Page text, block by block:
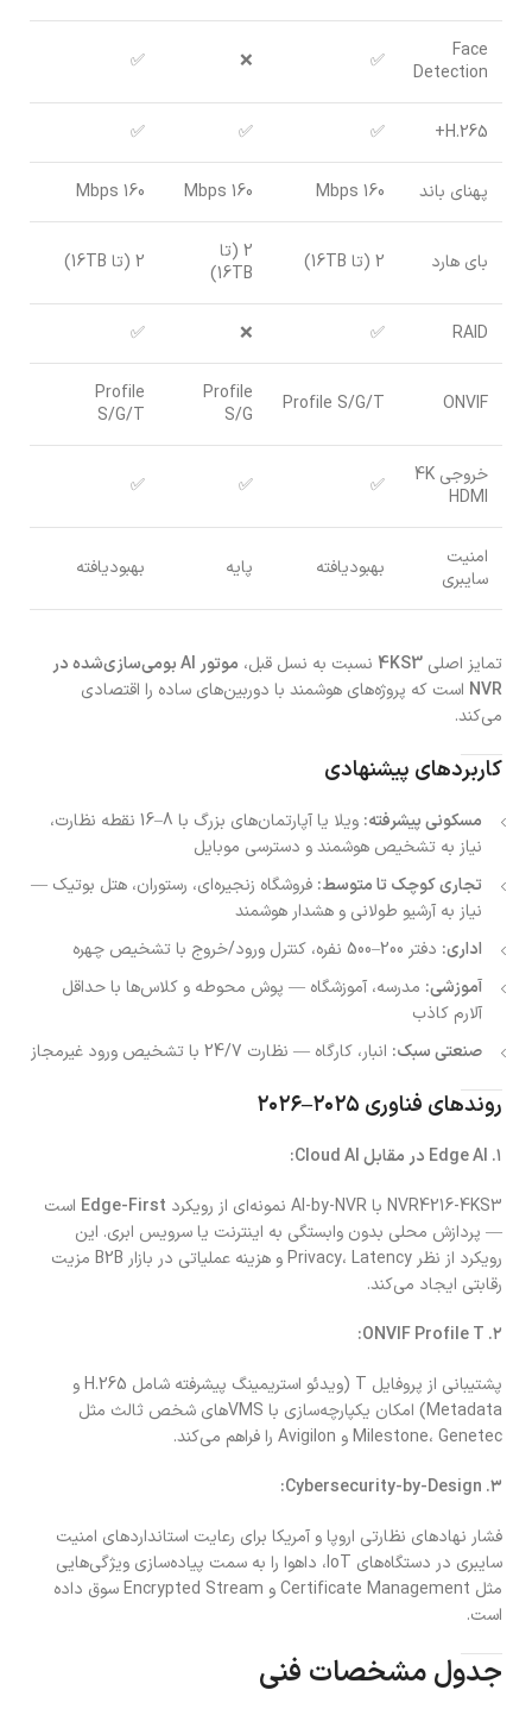
Face
Detection
✅
❌
✅
H.265+
✅
✅
✅
پهنای باند 160 Mbps
160 Mbps
160 Mbps
بای هارد 2 (تا 16TB)
2 (تا
16TB)
2 (تا 16TB)
RAID
✅
❌
✅
ONVIF
Profile S/G/T
Profile
S/G
Profile
S/G/T
خروجی 4K
HDMI
✅
✅
✅
امنیت
سایبری
بهبودیافته پایه بهبودیافته
تمایز اصلی 4KS3 نسبت به نسل قبل،
موتور AI بومی‌سازی‌شده در
NVR است که پروژه‌های هوشمند با دوربین‌های ساده را اقتصادی
می‌کند.
کاربردهای پیشنهادی
مسکونی پیشرفته:
ویلا یا آپارتمان‌های بزرگ با 8–16 نقطه نظارت،
نیاز به تشخیص هوشمند و دسترسی موبایل
تجاری کوچک تا متوسط: فروشگاه زنجیره‌ای، رستوران، هتل بوتیک —
نیاز به آرشیو طولانی و هشدار هوشمند
اداری: دفتر 200–500 نفره، کنترل ورود/خروج با تشخیص چهره
آموزشی: مدرسه، آموزشگاه — پوش محوطه و کلاس‌ها با حداقل
آلارم کاذب
صنعتی سبک: انبار، کارگاه — نظارت 24/7 با تشخیص ورود غیرمجاز
روندهای فناوری ۲۰۲۵–۲۰۲۶
۱. Edge AI در مقابل Cloud AI:
NVR4216-4KS3 با AI-by-NVR نمونه‌ای از رویکرد
Edge-First است
— پردازش محلی بدون وابستگی به اینترنت یا سرویس ابری. این
رویکرد از نظر Privacy، Latency و هزینه عملیاتی در بازار B2B مزیت
رقابتی ایجاد می‌کند.
۲. ONVIF Profile T:
پشتیبانی از پروفایل T (ویدئو استریمینگ پیشرفته شامل H.265 و
Metadata) امکان یکپارچه‌سازی با VMS‌های شخص ثالث مثل
Milestone، Genetec و Avigilon را فراهم می‌کند.
۳. Cybersecurity-by-Design:
فشار نهادهای نظارتی اروپا و آمریکا برای رعایت استانداردهای امنیت
سایبری در دستگاه‌های IoT، داهوا را به سمت پیاده‌سازی ویژگی‌هایی
مثل Certificate Management و Encrypted Stream سوق داده
است.
جدول مشخصات فنی